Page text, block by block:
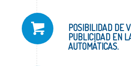
POSIBILIDAD DE
PUBLICIDAD EN
AUTOMÁTICAS.